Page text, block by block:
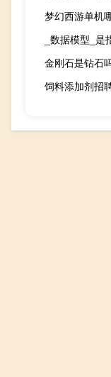
梦幻西游单机
_数据模型_是
金刚石是钻石
饲料添加剂招